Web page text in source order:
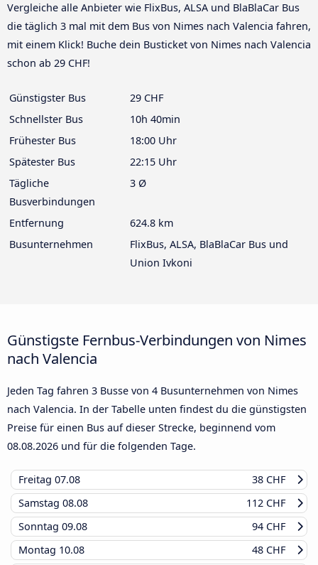
Vergleiche alle Anbieter wie FlixBus, ALSA und BlaBlaCar Bus
die täglich 3 mal mit dem Bus von Nimes nach Valencia fahren,
mit einem Klick! Buche dein Busticket von Nimes nach Valencia
schon ab 29 CHF!
Günstigster Bus
29 CHF
Schnellster Bus
10h 40min
Frühester Bus
18:00 Uhr
Spätester Bus
22:15 Uhr
Tägliche
Busverbindungen
3 Ø
Entfernung
624.8 km
Busunternehmen
FlixBus, ALSA, BlaBlaCar Bus und
Union Ivkoni
Günstigste Fernbus-Verbindungen von Nimes
nach Valencia
Jeden Tag fahren 3 Busse von 4 Busunternehmen von Nimes
nach Valencia. In der Tabelle unten findest du die günstigsten
Preise für einen Bus auf dieser Strecke, beginnend vom
08.08.2026 und für die folgenden Tage.
Freitag 07.08
38 CHF
Samstag 08.08
112 CHF
Sonntag 09.08
94 CHF
Montag 10.08
48 CHF